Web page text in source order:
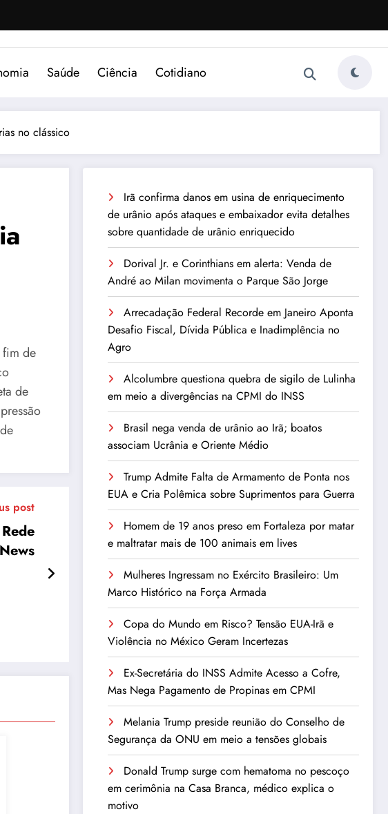
Saúde Ciência Cotidiano
no clássico
de
de
post
Irã confirma danos em usina de enriquecimento
de urânio após ataques e embaixador evita detalhes
sobre quantidade de urânio enriquecido
Dorival Jr. e Corinthians em alerta: Venda de
André ao Milan movimenta o Parque São Jorge
Arrecadação Federal Recorde em Janeiro Aponta
Desafio Fiscal, Dívida Pública e Inadimplência no
Agro
Alcolumbre questiona quebra de sigilo de Lulinha
em meio a divergências na CPMI do INSS
Brasil nega venda de urânio ao Irã; boatos
associam Ucrânia e Oriente Médio
Trump Admite Falta de Armamento de Ponta nos
EUA e Cria Polêmica sobre Suprimentos para Guerra
Homem de 19 anos preso em Fortaleza por matar
e maltratar mais de 100 animais em lives
Mulheres Ingressam no Exército Brasileiro: Um
Marco Histórico na Força Armada
Copa do Mundo em Risco? Tensão EUA-Irã e
Violência no México Geram Incertezas
Ex-Secretária do INSS Admite Acesso a Cofre,
Mas Nega Pagamento de Propinas em CPMI
Melania Trump preside reunião do Conselho de
Segurança da ONU em meio a tensões globais
Donald Trump surge com hematoma no pescoço
em cerimônia na Casa Branca, médico explica o
motivo